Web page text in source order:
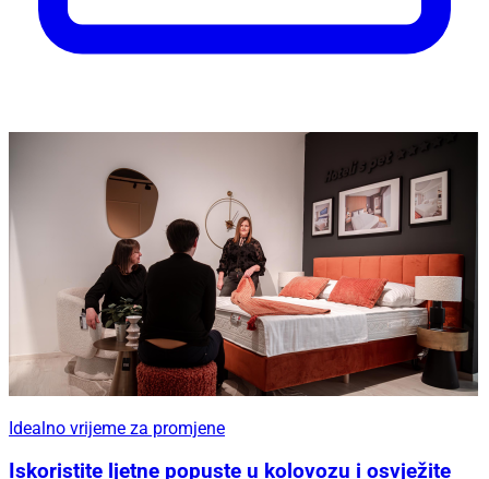
Idealno vrijeme za promjene
Iskoristite ljetne popuste u kolovozu i osvježite